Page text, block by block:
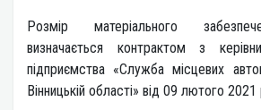
Розмір матеріального
визначається контрактом з
підприємства «Служба місцевих
Вінницькій області» від 09 лютого 2021